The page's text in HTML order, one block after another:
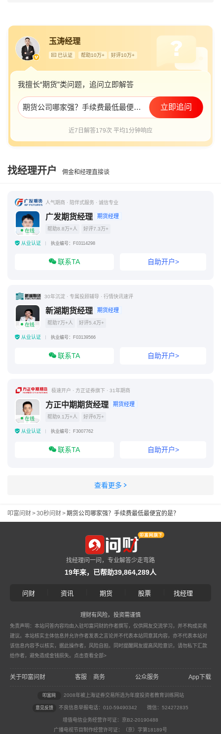
期货交易平台哪个手续费最低 期货公司排名一览表
玉涛经理
已认证 帮助10万+ 好评10万+
我擅长“期货”类问题，追问立即解答
期货公司哪家强？手续费最低最便宜的是？ 立即追问
近7日解答179次 平均1分钟响应
找经理开户 佣金和经理直接谈
人气期商 · 陪伴式服务 · 诚信专业
在线
广发期货经理 期货经理
帮助8.8万+人 好评7.3万+
从业认证 执业编号：F03114298
联系TA 自助开户>
30年沉淀 · 专属投顾辅导 · 行情快讯速评
在线
新湖期货经理 期货经理
帮助7万+人 好评5.4万+
从业认证 执业编号：F03139566
联系TA 自助开户>
极速开户 · 方正证券旗下 · 31年期商
在线
方正中期期货经理 期货经理
帮助9.1万+人 好评6万+
从业认证 执业编号：F3007762
联系TA 自助开户>
查看更多
叩富问财>30秒问财>期货公司哪家强？手续费最低最便宜的是？
找经理问一问，专业解答少走弯路
19年来，已帮助39,864,289人
问财 资讯 期货 股票 找经理
理财有风险，投资需谨慎
免责声明：本站问答内容均由入驻叩富问财的作者撰写，仅供网友交流学习，并不构成买卖
建议。本站核实主体信息并允许作者发表之言论并不代表本站同意其内容，亦不代表本站对
该信息内容予以核实，据此操作者，风险自担。同时提醒网友提高风险意识，请勿私下汇款
给作者，避免造成金钱损失。 点击查看全部>
关于叩富问财 客服 商务 公众服务 App下载
叩富网 2008年被上海证券交易所选为年度投资者教育训练网站
意见反馈 不良信息举报电话：010-59490342 微信：524272835
增值电信业务经营许可证：京B2-20190488
广播电视节目制作经营许可证：（京）字第18189号